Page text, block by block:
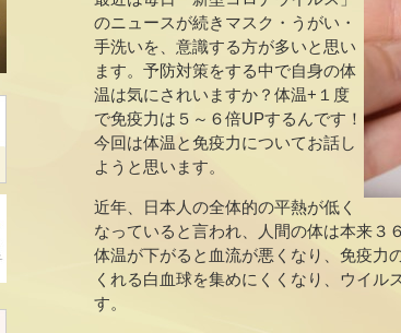
のニュースが続きマスク・うがい・
手洗いを、意識する方が多いと思い
ます。予防対策をする中で自身の体
温は気にされいますか？体温+１度
で免疫力は５～６倍UPするんです！
今回は体温と免疫力についてお話し
ようと思います。
近年、日本人の全体的の平熱が低く
なっていると言われ、人間の体は本来３
体温が下がると血流が悪くなり、免疫力
くれる白血球を集めにくくなり、ウイル
す。